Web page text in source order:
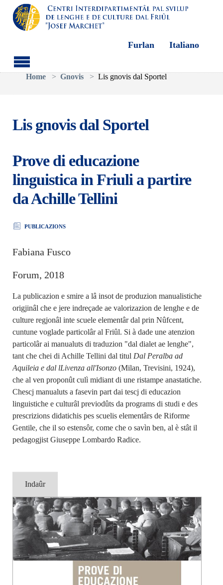
Aller au contenu principal
Furlan Italiano
Vous êtes ici:
Home
Gnovis Lis gnovis dal Sportel
Lis gnovis dal Sportel
Prove di educazione
linguistica in Friuli a partire
da Achille Tellini
PUBLICAZIONS
Fabiana Fusco
Forum, 2018
La publicazion e smire a lâ insot de produzion manualistiche
origjinâl che e jere indreçade ae valorizazion de lenghe e de
culture regjonâl inte scuele elementâr dal prin Nûfcent,
cuntune voglade particolâr al Friûl. Si à dade une atenzion
particolâr ai manualuts di traduzion "dal dialet ae lenghe",
tant che chei di Achille Tellini dal titul Dal Peralba ad
Aquileia e dal lLivenza all'Isonzo (Milan, Trevisini, 1924),
che al ven proponût culì midiant di une ristampe anastatiche.
Chescj manualuts a fasevin part dai tescj di educazion
linguistiche e culturâl previodûts da programs di studi e des
prescrizions didatichis pes scuelis elementârs de Riforme
Gentile, che il so estensôr, come che o savìn ben, al è stât il
pedagogjist Giuseppe Lombardo Radice.
Indaûr